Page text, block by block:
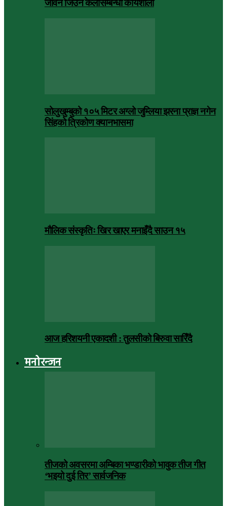
जीवन जिउने कलासम्बन्धी कार्यशाला
सोलुखुम्बुको १०५ मिटर अग्लो जुम्लिया झरना प्राज्ञ नगेन
सिंहको त्रिकोण क्यानभासमा
मौलिक संस्कृतिः खिर खाएर मनाइँदै साउन १५
आज हरिशयनी एकादशी : तुलसीको बिरुवा सारिँदै
मनोरन्जन
तीजको अवसरमा अम्बिका भण्डारीको भावुक तीज गीत
‘भइयो दुई तिर’ सार्वजनिक